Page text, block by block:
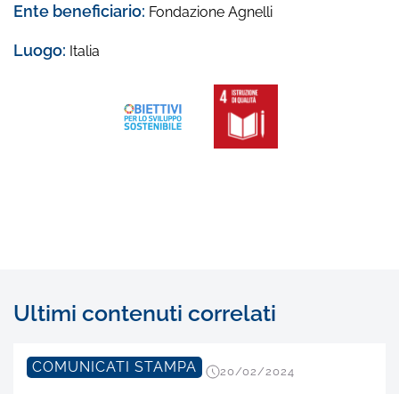
Ente beneficiario: Fondazione Agnelli
Luogo: Italia
Ultimi contenuti correlati
COMUNICATI STAMPA 20/02/2024